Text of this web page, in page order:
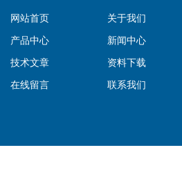
网站首页
关于我们
产品中心
新闻中心
技术文章
资料下载
在线留言
联系我们